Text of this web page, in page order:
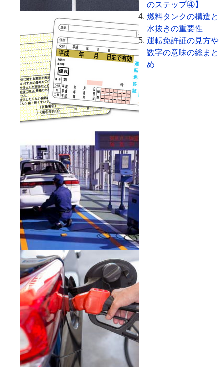
のステップ④】
燃料タンクの構造と
水抜きの重要性
運転免許証の見方や
数字の意味の総まと
め